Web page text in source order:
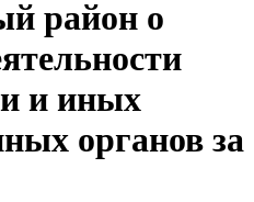
район о
и иных
органов за